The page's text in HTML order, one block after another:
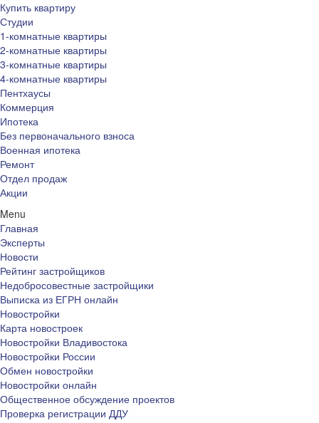
Купить квартиру
Студии
1-комнатные квартиры
2-комнатные квартиры
3-комнатные квартиры
4-комнатные квартиры
Пентхаусы
Коммерция
Ипотека
Без первоначального взноса
Военная ипотека
Ремонт
Отдел продаж
Акции
Menu
Главная
Эксперты
Новости
Рейтинг застройщиков
Недобросовестные застройщики
Выписка из ЕГРН онлайн
Новостройки
Карта новостроек
Новостройки Владивостока
Новостройки России
Обмен новостройки
Новостройки онлайн
Общественное обсуждение проектов
Проверка регистрации ДДУ